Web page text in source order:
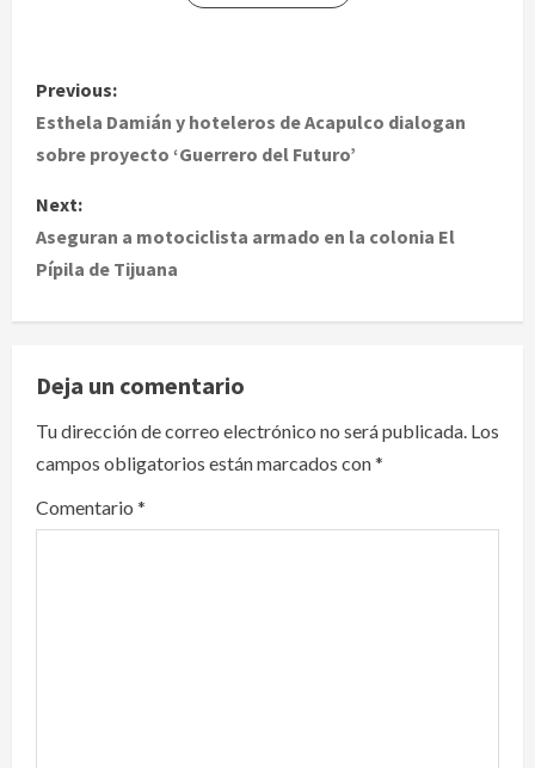
P
o
t
n
a
v
i
g
a
Previous:
Esthela Damián y hoteleros de Acapulco dialogan
sobre proyecto ‘Guerrero del Futuro’
Next:
Aseguran a motociclista armado en la colonia El
Pípila de Tijuana
Deja un comentario
Tu dirección de correo electrónico no será publicada. Los
campos obligatorios están marcados con*
Comentario *